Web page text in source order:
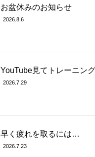
お盆休みのお知らせ
2026.8.6
YouTube見てトレーニン
2026.7.29
早く疲れを取るには…
2026.7.23